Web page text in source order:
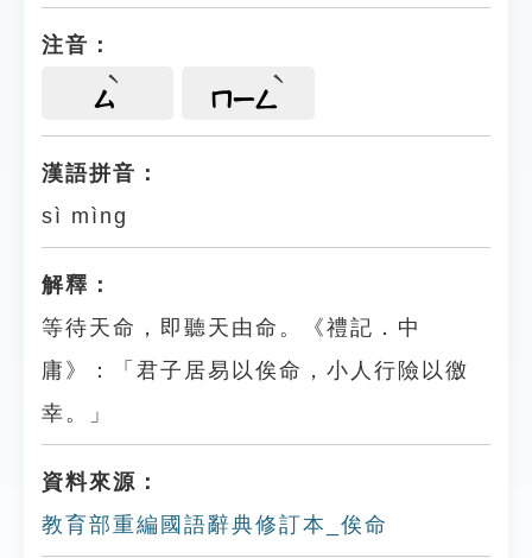
貓頭鷹博士
注音：
ㄙ ㄇㄧㄥ
漢語拼音：
sì mìng
解釋：
等待天命，即聽天由命。《禮記．中
庸》：「君子居易以俟命，小人行險以徼
幸。」
資料來源：
教育部重編國語辭典修訂本_俟命